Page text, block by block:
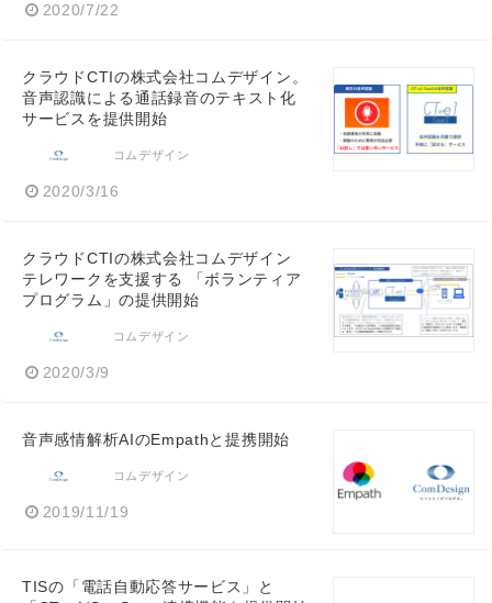
2020/7/22
クラウドCTIの株式会社コムデザイン。
音声認識による通話録音のテキスト化
サービスを提供開始
コムデザイン
2020/3/16
クラウドCTIの株式会社コムデザイン
テレワークを支援する 「ボランティア
プログラム」の提供開始
コムデザイン
2020/3/9
音声感情解析AIのEmpathと提携開始
コムデザイン
2019/11/19
TISの「電話自動応答サービス」と